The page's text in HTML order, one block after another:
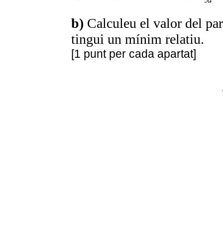
b) Calculeu el valor del
tingui un mínim relatiu.
[1 punt per cada apartat]